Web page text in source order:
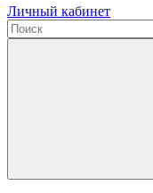
Личный кабинет